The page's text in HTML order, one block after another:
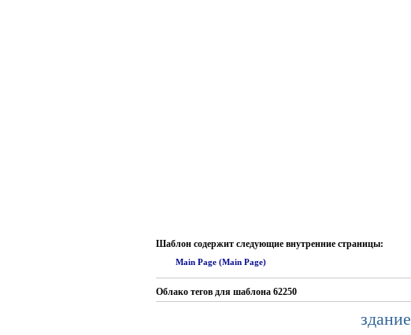
Шаблон содержит следующие внутренние страницы:
Main Page (Main Page)
Облако тегов для шаблона 62250
здание